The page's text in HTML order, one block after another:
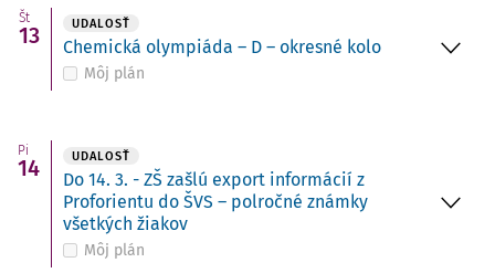
Št
13 UDALOSŤ
Chemická olympiáda – D – okresné kolo
Môj plán
Pi
14 UDALOSŤ
Do 14. 3. - ZŠ zašlú export informácií z
Proforientu do ŠVS – polročné známky
všetkých žiakov
Môj plán